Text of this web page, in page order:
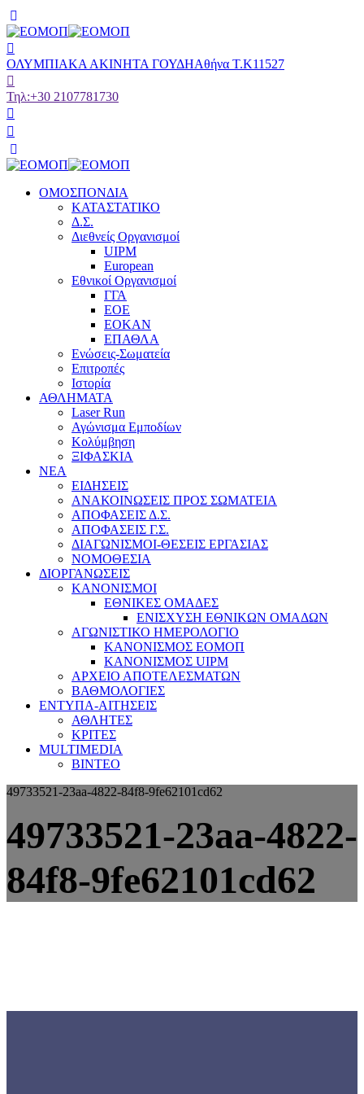
ΟΛΥΜΠΙΑΚΑ ΑΚΙΝΗΤΑ ΓΟΥΔΗΑθήνα Τ.Κ11527
Τηλ:+30 2107781730
ΟΜΟΣΠΟΝΔΙΑ
ΚΑΤΑΣΤΑΤΙΚΟ
Δ.Σ.
Διεθνείς Οργανισμοί
UIPM
European
Εθνικοί Οργανισμοί
ΓΓΑ
ΕΟΕ
ΕΟΚΑΝ
ΕΠΑΘΛΑ
Ενώσεις-Σωματεία
Επιτροπές
Ιστορία
ΑΘΛΗΜΑΤΑ
Laser Run
Αγώνισμα Εμποδίων
Κολύμβηση
ΞΙΦΑΣΚΙΑ
NEA
ΕΙΔΗΣΕΙΣ
ΑΝΑΚΟΙΝΩΣΕΙΣ ΠΡΟΣ ΣΩΜΑΤΕΙΑ
ΑΠΟΦΑΣΕΙΣ Δ.Σ.
ΑΠΟΦΑΣΕΙΣ Γ.Σ.
ΔΙΑΓΩΝΙΣΜΟΙ-ΘΕΣΕΙΣ ΕΡΓΑΣΙΑΣ
ΝΟΜΟΘΕΣΙΑ
ΔΙΟΡΓΑΝΩΣΕΙΣ
ΚΑΝΟΝΙΣΜΟΙ
ΕΘΝΙΚΕΣ ΟΜΑΔΕΣ
ΕΝΙΣΧΥΣΗ ΕΘΝΙΚΩΝ ΟΜΑΔΩΝ
ΑΓΩΝΙΣΤΙΚΟ ΗΜΕΡΟΛΟΓΙΟ
ΚΑΝΟΝΙΣΜΟΣ ΕΟΜΟΠ
ΚΑΝΟΝΙΣΜΟΣ UIPM
ΑΡΧΕΙΟ ΑΠΟΤΕΛΕΣΜΑΤΩΝ
ΒΑΘΜΟΛΟΓΙΕΣ
ΕΝΤΥΠΑ-ΑΙΤΗΣΕΙΣ
ΑΘΛΗΤΕΣ
ΚΡΙΤΕΣ
MULTIMEDIA
ΒΙΝΤΕΟ
49733521-23aa-4822-84f8-9fe62101cd62
49733521-23aa-4822-
84f8-9fe62101cd62